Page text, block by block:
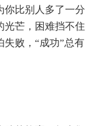
你比别人多了一分
光芒，困难挡不住
失败，“成功”总有